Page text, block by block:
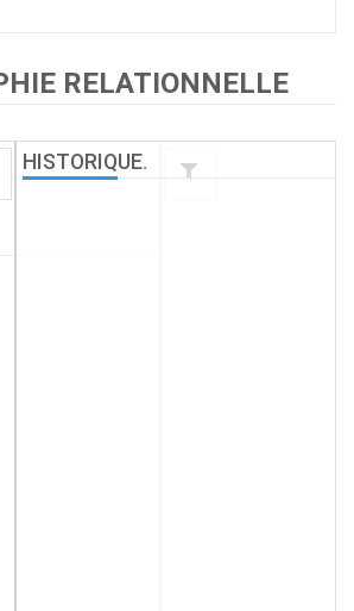
RELATIONNELLE
HISTORIQUE.